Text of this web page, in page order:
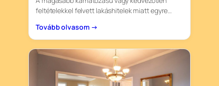
feltételekkel felvett lakáshitelek miatt egyre…
Tovább olvasom →